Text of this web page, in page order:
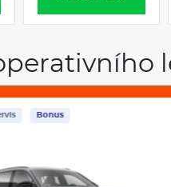
Bonus